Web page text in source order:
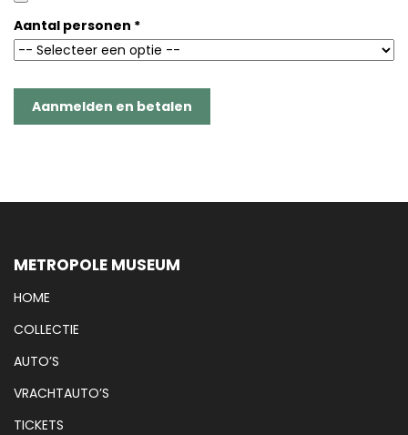
Aantal personen *
Aanmelden en betalen
METROPOLE MUSEUM
HOME
COLLECTIE
AUTO’S
VRACHTAUTO’S
TICKETS